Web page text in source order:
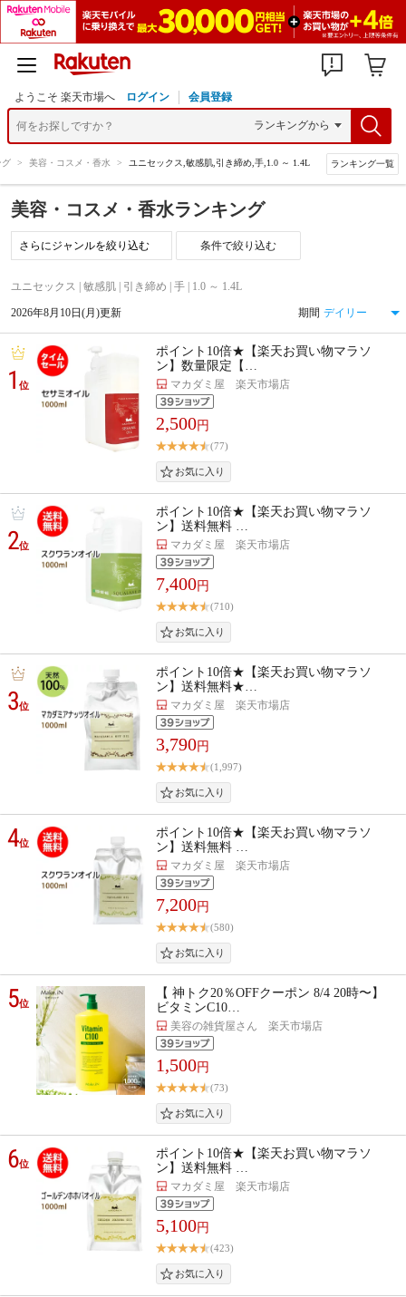
ようこそ 楽天市場へ ログイン 会員登録
グ > 美容・コスメ・香水 > ユニセックス,敏感肌,引き締め,手,1.0 ～ 1.4L ランキング一覧
美容・コスメ・香水ランキング
条件で絞り込む
ユニセックス | 敏感肌 | 引き締め | 手 | 1.0 ～ 1.4L
2026年8月10日(月)更新 期間
1位
ポイント10倍★【楽天お買い物マラソ
ン】数量限定【…
マカダミ屋 楽天市場店
2,500円
(77)
2位
ポイント10倍★【楽天お買い物マラソ
ン】送料無料 …
マカダミ屋 楽天市場店
7,400円
(710)
3位
ポイント10倍★【楽天お買い物マラソ
ン】送料無料★…
マカダミ屋 楽天市場店
3,790円
(1,997)
4位
ポイント10倍★【楽天お買い物マラソ
ン】送料無料 …
マカダミ屋 楽天市場店
7,200円
(580)
5位
【 神トク20％OFFクーポン 8/4 20時〜】
ビタミンC10…
美容の雑貨屋さん 楽天市場店
1,500円
(73)
6位
ポイント10倍★【楽天お買い物マラソ
ン】送料無料 …
マカダミ屋 楽天市場店
5,100円
(423)